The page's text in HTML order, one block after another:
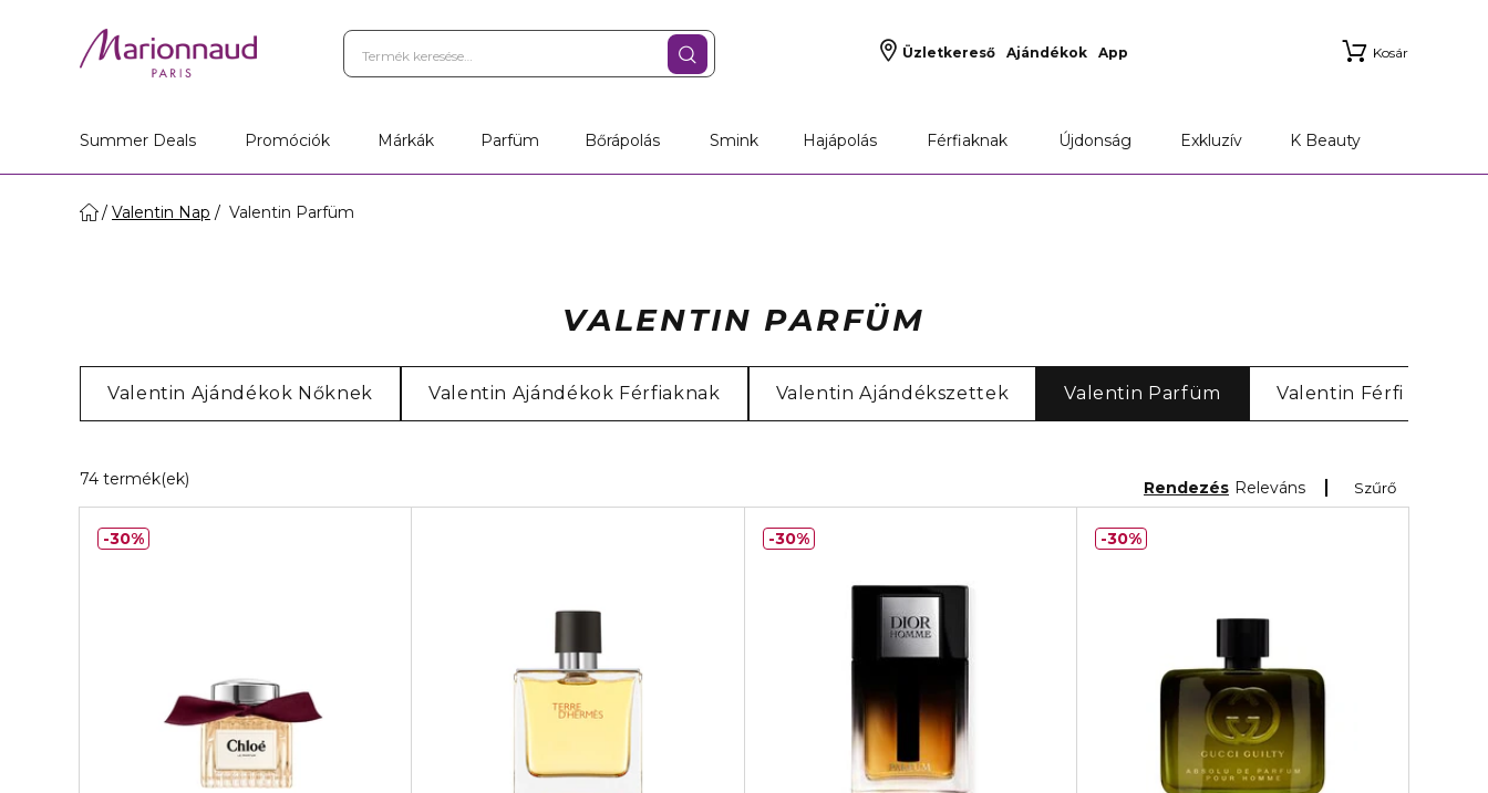
Üzletkereső Ajándékok App Kosár
Summer Deals Promóciók Márkák Parfüm Bőrápolás Smink Hajápolás Férfiaknak Újdonság Exkluzív K Beauty
Valentin Nap Valentin Parfüm
VALENTIN PARFÜM
Valentin Ajándékok Nőknek Valentin Ajándékok Férfiaknak Valentin Ajándékszettek Valentin Parfüm Valentin Férfi
74 termék(ek) Szűrő
Rendezés Releváns
30% 30% 30%